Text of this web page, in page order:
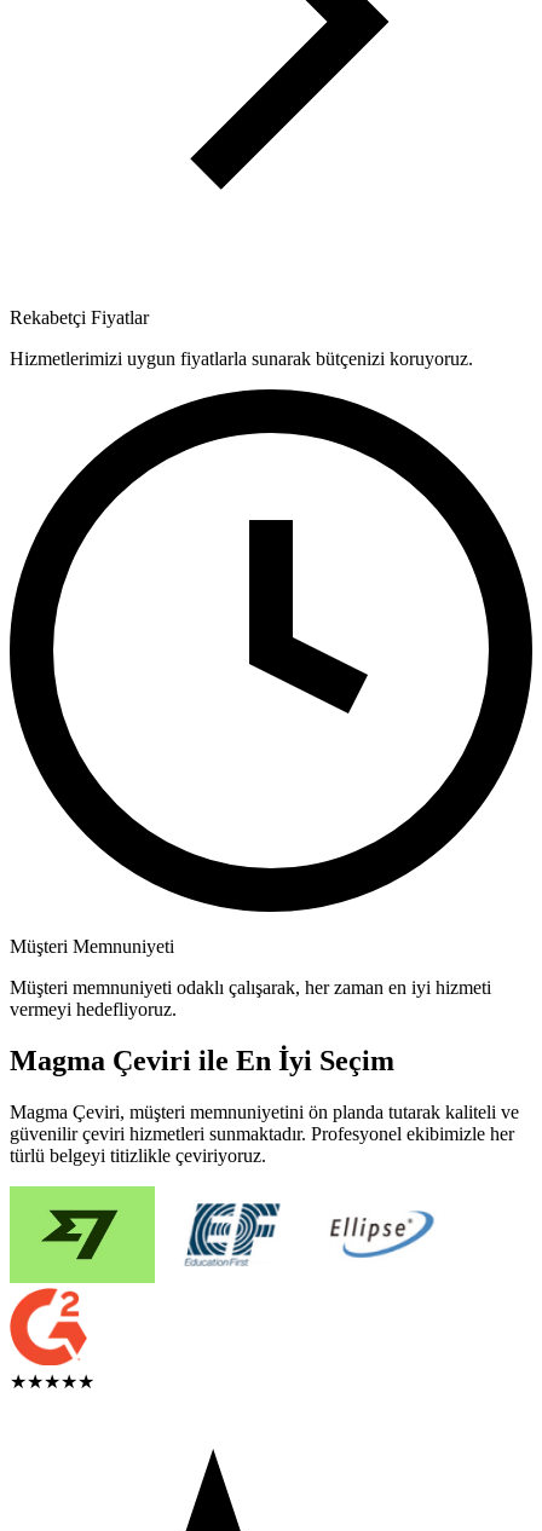
Rekabetçi Fiyatlar
Hizmetlerimizi uygun fiyatlarla sunarak bütçenizi koruyoruz.
Müşteri Memnuniyeti
Müşteri memnuniyeti odaklı çalışarak, her zaman en iyi hizmeti
vermeyi hedefliyoruz.
Magma Çeviri ile En İyi Seçim
Magma Çeviri, müşteri memnuniyetini ön planda tutarak kaliteli ve
güvenilir çeviri hizmetleri sunmaktadır. Profesyonel ekibimizle her
türlü belgeyi titizlikle çeviriyoruz.
★★★★★